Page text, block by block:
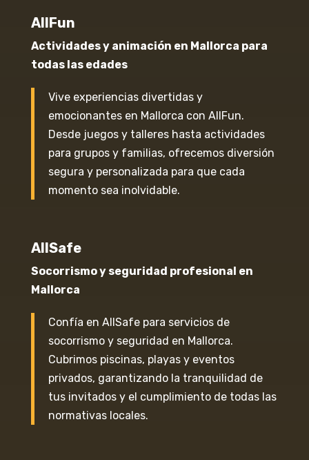
AllFun
Actividades y animación en Mallorca para
todas las edades
Vive experiencias divertidas y
emocionantes en Mallorca con AllFun.
Desde juegos y talleres hasta actividades
para grupos y familias, ofrecemos diversión
segura y personalizada para que cada
momento sea inolvidable.
AllSafe
Socorrismo y seguridad profesional en
Mallorca
Confía en AllSafe para servicios de
socorrismo y seguridad en Mallorca.
Cubrimos piscinas, playas y eventos
privados, garantizando la tranquilidad de
tus invitados y el cumplimiento de todas las
normativas locales.